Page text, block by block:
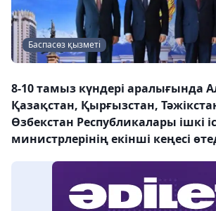
Баспасөз қызметі
8-10 тамыз күндері аралығында
Қазақстан, Қырғызстан,
Өзбекстан Республикалары ішкі
министрлерінің екінші кеңесі